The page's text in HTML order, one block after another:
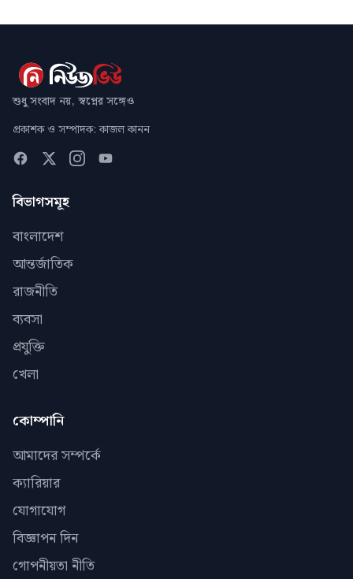
শুধু সংবাদ নয়, স্বপ্নের সঙ্গেও
প্রকাশক ও সম্পাদক: কাজল কানন
বিভাগসমূহ
বাংলাদেশ
আন্তর্জাতিক
রাজনীতি
ব্যবসা
প্রযুক্তি
খেলা
কোম্পানি
আমাদের সম্পর্কে
ক্যারিয়ার
যোগাযোগ
বিজ্ঞাপন দিন
গোপনীয়তা নীতি